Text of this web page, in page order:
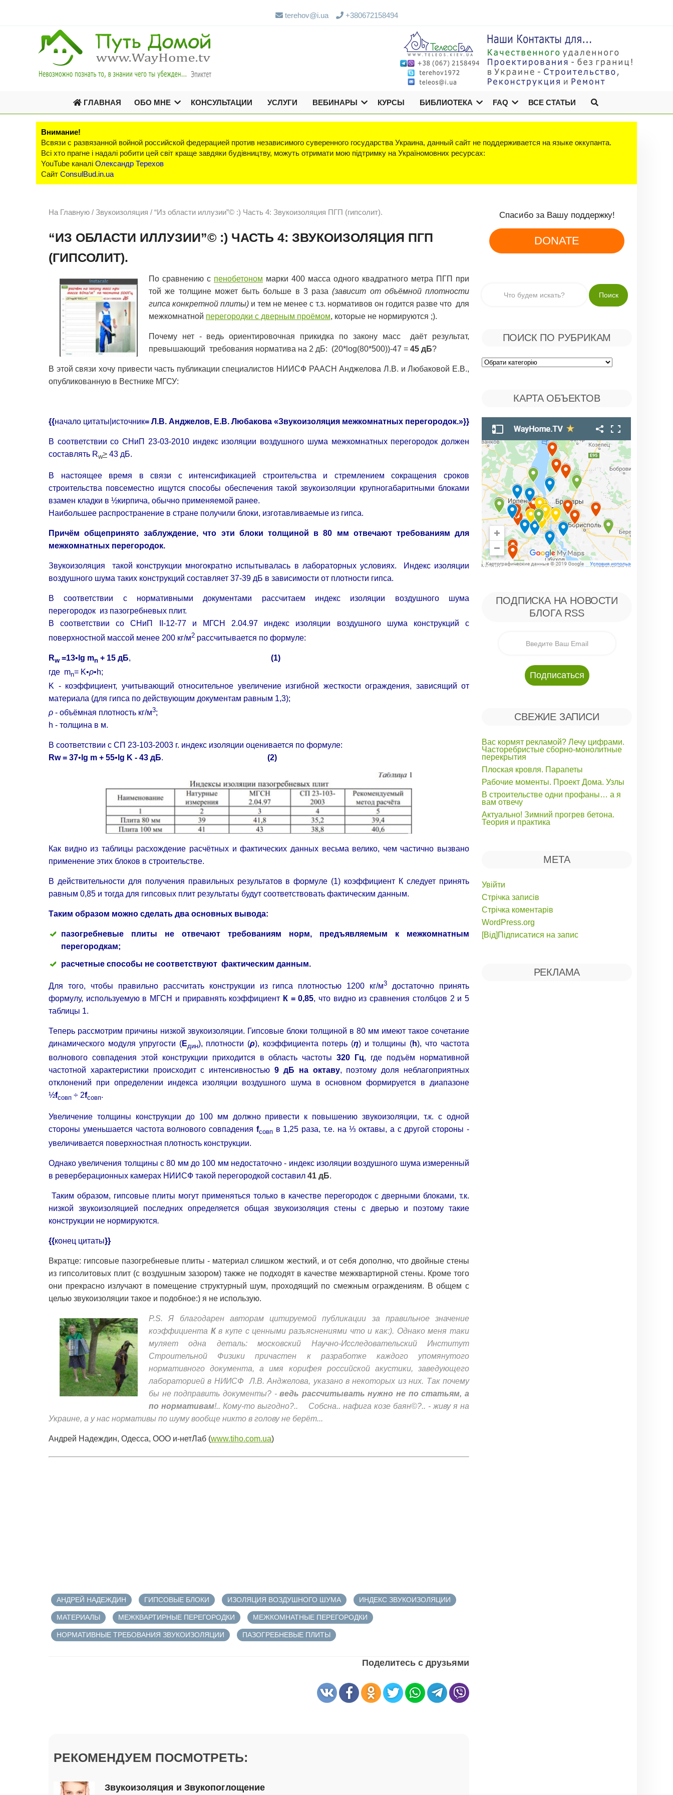
terehov@i.ua +380672158494
ГЛАВНАЯ ОБО МНЕ КОНСУЛЬТАЦИИ УСЛУГИ ВЕБИНАРЫ КУРСЫ БИБЛИОТЕКА FAQ ВСЕ СТАТЬИ
Внимание!
Всвязи с развязанной войной российской федерацией против независимого суверенного государства Украина, данный сайт не поддерживается на языке оккупанта.
Всі хто прагне і надалі робити цей світ краще завдяки будівництву, можуть отримати мою підтримку на Україномовних ресурсах:
YouTube каналі Олександр Терехов
Сайт ConsulBud.in.ua
На Главную / Звукоизоляция / “Из области иллузии”© :) Часть 4: Звукоизоляция ПГП (гипсолит).
“ИЗ ОБЛАСТИ ИЛЛУЗИИ”© :) ЧАСТЬ 4: ЗВУКОИЗОЛЯЦИЯ ПГП
(ГИПСОЛИТ).
По сравнению с пенобетоном марки 400 масса одного квадратного метра ПГП при
той же толщине может быть больше в 3 раза(зависит от объёмной плотности
гипса конкретной плиты) и тем не менее с т.з. нормативов он годится разве что для
межкомнатной перегородки с дверным проёмом, которые не нормируются ;).
Почему нет - ведь ориентировочная прикидка по закону масс даёт результат,
превышающий требования норматива на 2 дБ: (20*log(80*500))-47 = 45 дБ?
В этой связи хочу привести часть публикации специалистов НИИСФ РААСН Анджелова Л.В. и Любаковой Е.В.,
опубликованную в Вестнике МГСУ:
{{начало цитаты|источник= Л.В. Анджелов, Е.В. Любакова «Звукоизоляция межкомнатных перегородок.»}}
В соответствии со СНиП 23-03-2010 индекс изоляции воздушного шума межкомнатных перегородок должен
составлять Rw> 43 дБ.
В настоящее время в связи с интенсификацией строительства и стремлением сокращения сроков
строительства повсеместно ищутся способы обеспечения такой звукоизоляции крупногабаритными блоками
взамен кладки в ½кирпича, обычно применяемой ранее.
Наибольшее распространение в стране получили блоки, изготавливаемые из гипса.
Причём общепринято заблуждение, что эти блоки толщиной в 80 мм отвечают требованиям для
межкомнатных перегородок.
Звукоизоляция такой конструкции многократно испытывалась в лабораторных условиях. Индекс изоляции
воздушного шума таких конструкций составляет 37-39 дБ в зависимости от плотности гипса.
В соответствии с нормативными документами рассчитаем индекс изоляции воздушного шума
перегородок из пазогребневых плит.
В соответствии со СНиП II-12-77 и МГСН 2.04.97 индекс изоляции воздушного шума конструкций с
поверхностной массой менее 200 кг/м2 рассчитывается по формуле:
Rw =13• lg mn + 15 дБ, (1)
где mn= K•ρ•h;
K - коэффициент, учитывающий относительное увеличение изгибной жесткости ограждения, зависящий от
материала (для гипса по действующим документам равным 1,3);
ρ - объёмная плотность кг/м3;
h - толщина в м.
В соответствии с СП 23-103-2003 г. индекс изоляции оценивается по формуле:
Rw = 37• lg m + 55• lg K - 43 дБ. (2)
Как видно из таблицы расхождение расчётных и фактических данных весьма велико, чем частично вызвано
применение этих блоков в строительстве.
В действительности для получения правильных результатов в формуле (1) коэффициент К следует принять
равным 0,85 и тогда для гипсовых плит результаты будут соответствовать фактическим данным.
Таким образом можно сделать два основных вывода:
пазогребневые плиты не отвечают требованиям норм, предъявляемым к межкомнатным
перегородкам;
расчетные способы не соответствуют фактическим данным.
Для того, чтобы правильно рассчитать конструкции из гипса плотностью 1200 кг/м3 достаточно принять
формулу, используемую в МГСН и приравнять коэффициент К = 0,85, что видно из сравнения столбцов 2 и 5
таблицы 1.
Теперь рассмотрим причины низкой звукоизоляции. Гипсовые блоки толщиной в 80 мм имеют такое сочетание
динамического модуля упругости (Един), плотности (ρ), коэффициента потерь (η) и толщины (h), что частота
волнового совпадения этой конструкции приходится в область частоты320 Гц, где подъём нормативной
частотной характеристики происходит с интенсивностью9 дБ на октаву, поэтому доля неблагоприятных
отклонений при определении индекса изоляции воздушного шума в основном формируется в диапазоне
½fсовп ÷ 2fсовп.
Увеличение толщины конструкции до 100 мм должно привести к повышению звукоизоляции, т.к. с одной
стороны уменьшается частота волнового совпадения fсовп в 1,25 раза, т.е. на ⅓ октавы, а с другой стороны -
увеличивается поверхностная плотность конструкции.
Однако увеличения толщины с 80 мм до 100 мм недостаточно - индекс изоляции воздушного шума измеренный
в реверберационных камерах НИИСФ такой перегородкой составил 41 дБ.
Таким образом, гипсовые плиты могут применяться только в качестве перегородок с дверными блоками, т.к.
низкой звукоизоляцией последних определяется общая звукоизоляция стены с дверью и поэтому такие
конструкции не нормируются.
{{конец цитаты}}
Вкратце: гипсовые пазогребневые плиты - материал слишком жесткий, и от себя дополню, что двойные стены
из гипсолитовых плит (с воздушным зазором) также не подходят в качестве межквартирной стены. Кроме того
они прекрасно излучают в помещение структурный шум, проходящий по смежным ограждениям. В общем с
целью звукоизоляции такое и подобное:) я не использую.
P.S. Я благодарен авторам цитируемой публикации за правильное значение
коэффициента Кв купе с ценными разъяснениями что и как:). Однако меня таки
муляет одна деталь: московский Научно-Исследовательский Институт
Строительной Физики причастен к разработке каждого упомянутого
нормативного документа, а имя корифея российской акустики, заведующего
лабораторией в НИИСФ Л.В. Анджелова, указано в некоторых из них. Так почему
бы не подправить документы? -ведь рассчитывать нужно не по статьям, а
по нормативам!.. Кому-то выгодно?.. Собсна.. нафига козе баян©?.. - живуя на
Украине, а у нас нормативы по шуму вообще никто в голову не берёт...
Андрей Надеждин, Одесса, ООО и-нетЛаб (www.tiho.com.ua)
АНДРЕЙ НАДЕЖДИН ГИПСОВЫЕ БЛОКИ ИЗОЛЯЦИЯ ВОЗДУШНОГО ШУМА ИНДЕКС ЗВУКОИЗОЛЯЦИИ
МАТЕРИАЛЫ МЕЖКВАРТИРНЫЕ ПЕРЕГОРОДКИ МЕЖКОМНАТНЫЕ ПЕРЕГОРОДКИ
НОРМАТИВНЫЕ ТРЕБОВАНИЯ ЗВУКОИЗОЛЯЦИИ ПАЗОГРЕБНЕВЫЕ ПЛИТЫ
Поделитесь с друзьями
РЕКОМЕНДУЕМ ПОСМОТРЕТЬ:
Звукоизоляция и Звукопоглощение
Спасибо за Вашу поддержку!
DONATE
ПОИСК ПО РУБРИКАМ
Поиск
КАРТА ОБЪЕКТОВ
ПОДПИСКА НА НОВОСТИ
БЛОГА RSS
СВЕЖИЕ ЗАПИСИ
Вас кормят рекламой? Лечу цифрами.
Часторебристые сборно-монолитные
перекрытия
Плоская кровля. Парапеты
Рабочие моменты. Проект Дома. Узлы
В строительстве одни профаны… а я
вам отвечу
Актуально! Зимний прогрев бетона.
Теория и практика
МЕТА
Увійти
Стрічка записів
Стрічка коментарів
WordPress.org
[Від]Підписатися на запис
РЕКЛАМА